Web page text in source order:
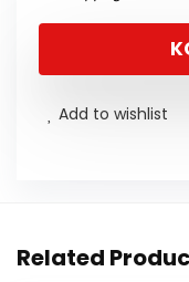
Add to wishlist
Related